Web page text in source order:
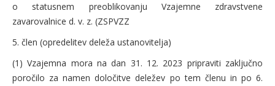
o statusnem preoblikovanju Vzajemne zdravstvene
zavarovalnice d. v. z. (ZSPVZZ
5. člen (opredelitev deleža ustanovitelja)
(1) Vzajemna mora na dan 31. 12. 2023 pripraviti zaključno
poročilo za namen določitve deležev po tem členu in po 6.